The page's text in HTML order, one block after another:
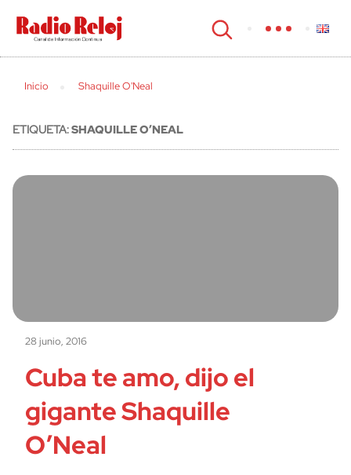
cerrar
Inicio Shaquille O'Neal
ETIQUETA:SHAQUILLE O’NEAL
28 junio, 2016
Cuba te amo, dijo el
gigante Shaquille
O’Neal